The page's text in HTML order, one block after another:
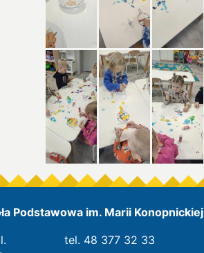
Podstawowa im. Marii Konopnickiej
tel. 48 377 32 33